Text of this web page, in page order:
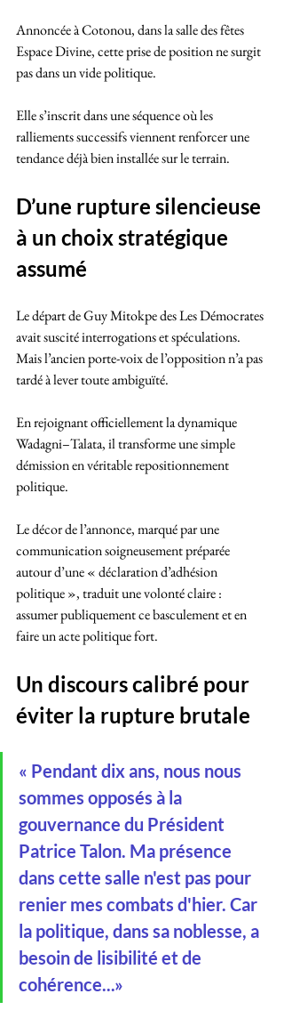
Annoncée à Cotonou, dans la salle des fêtes
Espace Divine, cette prise de position ne surgit
pas dans un vide politique.
Elle s’inscrit dans une séquence où les
ralliements successifs viennent renforcer une
tendance déjà bien installée sur le terrain.
D’une rupture silencieuse
à un choix stratégique
assumé
Le départ de Guy Mitokpe des Les Démocrates
avait suscité interrogations et spéculations.
Mais l’ancien porte-voix de l’opposition n’a pas
tardé à lever toute ambiguïté.
En rejoignant officiellement la dynamique
Wadagni–Talata, il transforme une simple
démission en véritable repositionnement
politique.
Le décor de l’annonce, marqué par une
communication soigneusement préparée
autour d’une « déclaration d’adhésion
politique », traduit une volonté claire :
assumer publiquement ce basculement et en
faire un acte politique fort.
Un discours calibré pour
éviter la rupture brutale
« Pendant dix ans, nous nous
sommes opposés à la
gouvernance du Président
Patrice Talon. Ma présence
dans cette salle n'est pas pour
renier mes combats d'hier. Car
la politique, dans sa noblesse, a
besoin de lisibilité et de
cohérence...»